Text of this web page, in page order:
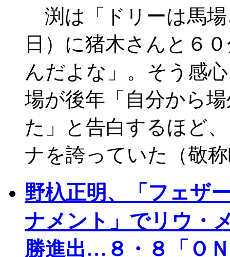
渕は「ドリーは馬
日）に猪木さんと６
んだよな」。そう感
場が後年「自分から
た」と告白するほど
ナを誇っていた（敬
野杁正明、「フェザ
ナメント」でリウ・
勝進出…８・８「Ｏ